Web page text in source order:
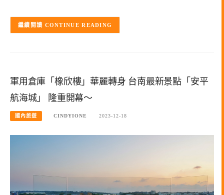
CONTINUE READING
軍用倉庫「橡欣樓」華麗轉身 台南最新景點「安平
航海城」 隆重開幕～
國內旅遊 CINDYIONE 2023-12-18